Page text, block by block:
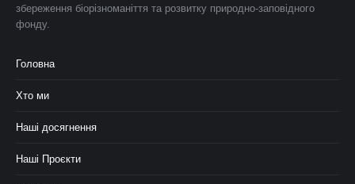
збереження біорізноманіття та розвитку природно-заповідного
фонду.
Головна
Хто ми
Наші досягнення
Наші Проєкти